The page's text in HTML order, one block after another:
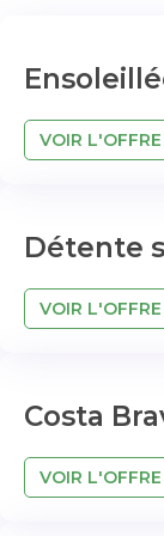
VOIR L'OFFRE
Détente
VOIR L'OFFRE
Costa
VOIR L'OFFRE